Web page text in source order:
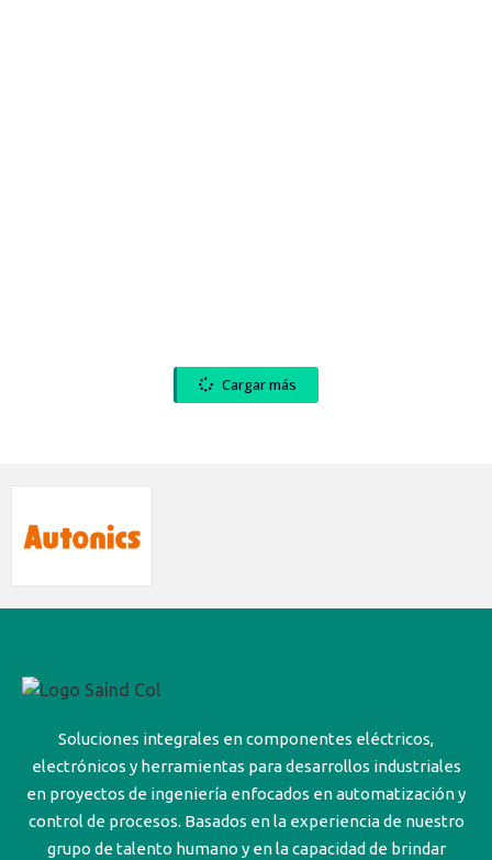
Cargar más
Soluciones integrales en componentes eléctricos,
electrónicos y herramientas para desarrollos industriales
en proyectos de ingeniería enfocados en automatización y
control de procesos. Basados en la experiencia de nuestro
grupo de talento humano y en la capacidad de brindar